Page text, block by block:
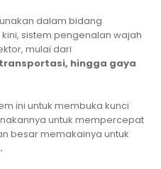
dalam bidang
sistem pengenalan wajah
mulai dari
hingga gaya
ini untuk membuka kunci
untuk mempercepat
besar memakainya untuk